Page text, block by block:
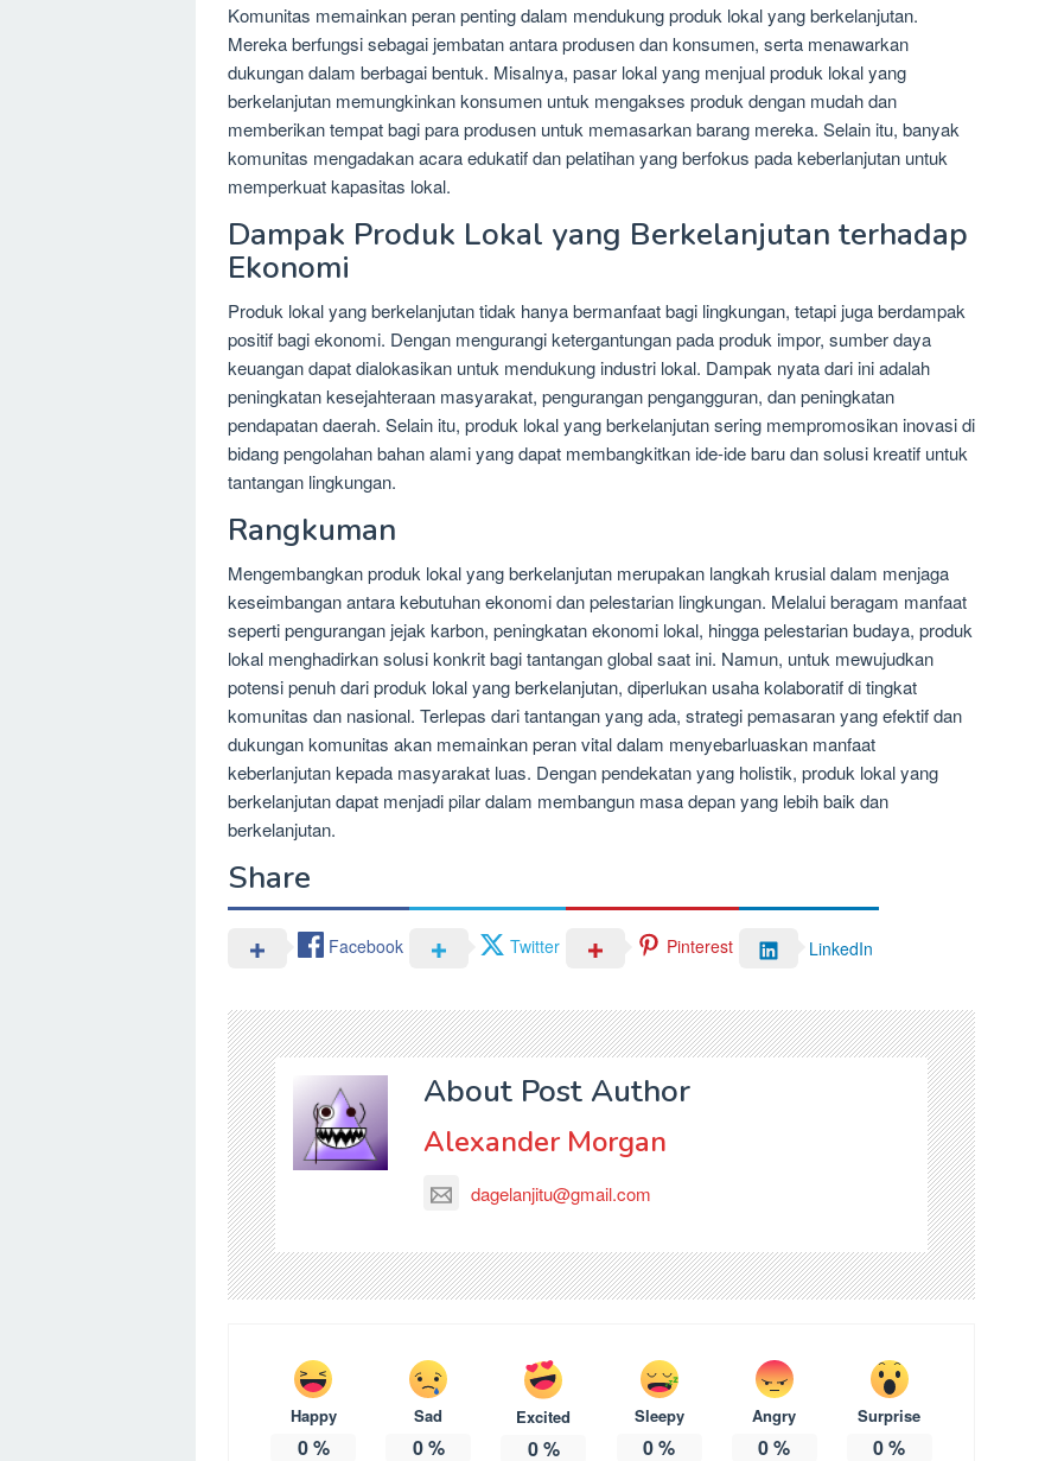
Komunitas memainkan peran penting dalam mendukung produk lokal yang berkelanjutan.
Mereka berfungsi sebagai jembatan antara produsen dan konsumen, serta menawarkan
dukungan dalam berbagai bentuk. Misalnya, pasar lokal yang menjual produk lokal yang
berkelanjutan memungkinkan konsumen untuk mengakses produk dengan mudah dan
memberikan tempat bagi para produsen untuk memasarkan barang mereka. Selain itu, banyak
komunitas mengadakan acara edukatif dan pelatihan yang berfokus pada keberlanjutan untuk
memperkuat kapasitas lokal.
Dampak Produk Lokal yang Berkelanjutan terhadap
Ekonomi
Produk lokal yang berkelanjutan tidak hanya bermanfaat bagi lingkungan, tetapi juga berdampak
positif bagi ekonomi. Dengan mengurangi ketergantungan pada produk impor, sumber daya
keuangan dapat dialokasikan untuk mendukung industri lokal. Dampak nyata dari ini adalah
peningkatan kesejahteraan masyarakat, pengurangan pengangguran, dan peningkatan
pendapatan daerah. Selain itu, produk lokal yang berkelanjutan sering mempromosikan inovasi di
bidang pengolahan bahan alami yang dapat membangkitkan ide-ide baru dan solusi kreatif untuk
tantangan lingkungan.
Rangkuman
Mengembangkan produk lokal yang berkelanjutan merupakan langkah krusial dalam menjaga
keseimbangan antara kebutuhan ekonomi dan pelestarian lingkungan. Melalui beragam manfaat
seperti pengurangan jejak karbon, peningkatan ekonomi lokal, hingga pelestarian budaya, produk
lokal menghadirkan solusi konkrit bagi tantangan global saat ini. Namun, untuk mewujudkan
potensi penuh dari produk lokal yang berkelanjutan, diperlukan usaha kolaboratif di tingkat
komunitas dan nasional. Terlepas dari tantangan yang ada, strategi pemasaran yang efektif dan
dukungan komunitas akan memainkan peran vital dalam menyebarluaskan manfaat
keberlanjutan kepada masyarakat luas. Dengan pendekatan yang holistik, produk lokal yang
berkelanjutan dapat menjadi pilar dalam membangun masa depan yang lebih baik dan
berkelanjutan.
Share
Facebook Twitter Pinterest LinkedIn
About Post Author
Alexander Morgan
dagelanjitu@gmail.com
Happy
0%
Sad
0%
Excited
0%
Sleepy
0%
Angry
0%
Surprise
0%